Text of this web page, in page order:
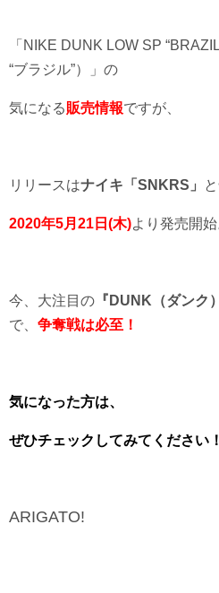
「NIKE DUNK LOW SP
“ブラジル”）」の
気になる販売情報ですが、
リリースはナイキ「SNKRS」 と
2020年5月21日(木)より発売開始
今、大注目の 『DUNK（ダンク
で、 争奪戦は必至！
気になった方は、
ぜひチェックしてみてください！
ARIGATO!